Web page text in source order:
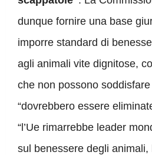
dunque fornire una base
imporre standard di
agli animali vite dignitose,
che non possono
“dovrebbero essere
“l’Ue rimarrebbe leader
sul benessere degli animali,